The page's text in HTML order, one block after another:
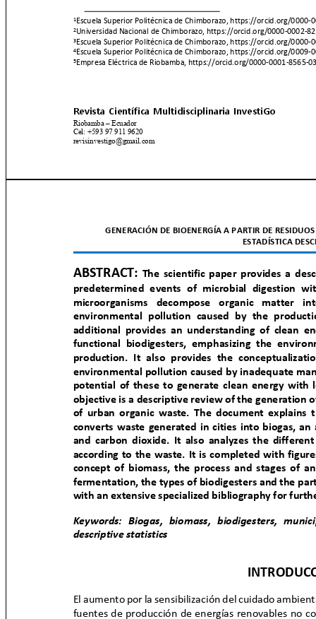
1Escuela Superior Politécnica de Chimborazo, https://orcid.org/
2Universidad Nacional de Chimborazo, https://orcid.org/0000-0002-
3Escuela Superior Politécnica de Chimborazo, https://orcid.org/
4Escuela Superior Politécnica de Chimborazo, https://orcid.org/
5Empresa Eléctrica de Riobamba, https://orcid.org/0000-0001-8565-
Revista Científica Multidisciplinaria InvestiGo
Riobamba–Ecuador
Cel: +593 97 911 9620
revisinvestigo@gmail.com
GENERACIÓN DE BIOENERGÍA A PARTIR DE
ESTADÍSTICA
ABSTRACT: The scientific paper provides a
predetermined events of microbial digestion
microorganisms decompose organic
environmental pollution caused by the
additional provides an understanding of clean
functional biodigesters, emphasizing the
production. It also provides the
environmental pollution caused by inadequate
potential of these to generate clean energy
objective is a descriptive review of the
of urban organic waste. The document
converts waste generated in cities into biogas,
and carbon dioxide. It also analyzes the
according to the waste. It is completed with
concept of biomass, the process and stages of
fermentation, the types of biodigesters and the
with an extensive specialized bibliography for
Keywords: Biogas, biomass, biodigesters,
descriptive statistics
El aumento por la sensibilización del cuidado
fuentes de producción de energías renovables no